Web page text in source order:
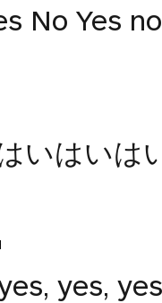
No Yes
いはいは
yes,